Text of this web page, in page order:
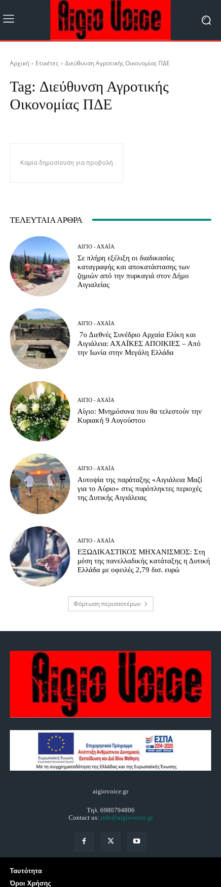
Αρχική Ετικέτες Διεύθυνση Αγροτικής Οικονομίας ΠΔΕ
Tag: Διεύθυνση Αγροτικής
Οικονομίας ΠΔΕ
Καμία δημοσίευση για προβολή
ΤΕΛΕΥΤΑΊΑ ΆΡΘΡΑ
ΑΊΓΙΟ - ΑΧΑΪ́Α
Σε πλήρη εξέλιξη οι διαδικασίες
καταγραφής και αποκατάστασης των
ζημιών από την πυρκαγιά στον Δήμο
Αιγιαλείας
ΑΊΓΙΟ - ΑΧΑΪ́Α
7ο Διεθνές Συνέδριο Αρχαία Ελίκη και
Αιγιάλεια: ΑΧΑΪΚΕΣ ΑΠΟΙΚΙΕΣ – Από
την Ιωνία στην Μεγάλη Ελλάδα
ΑΊΓΙΟ - ΑΧΑΪ́Α
Αίγιο: Μνημόσυνα που θα τελεστούν την
Κυριακή 9 Αυγούστου
ΑΊΓΙΟ - ΑΧΑΪ́Α
Αυτοψία της παράταξης «Αιγιάλεια Μαζί
για το Αύριο» στις πυρόπληκτες περιοχές
της Δυτικής Αιγιάλειας
ΑΊΓΙΟ - ΑΧΑΪ́Α
ΕΞΩΔΙΚΑΣΤΙΚΟΣ ΜΗΧΑΝΙΣΜΟΣ: Στη
μέση της πανελλαδικής κατάταξης η Δυτική
Ελλάδα με οφειλές 2,79 δισ. ευρώ
Φόρτωση περισσοτέρων
aigiovoice.gr
Τηλ. 6980794806
Contact us: info@aigiovoice.gr
Ταυτότητα
Όροι Χρήσης